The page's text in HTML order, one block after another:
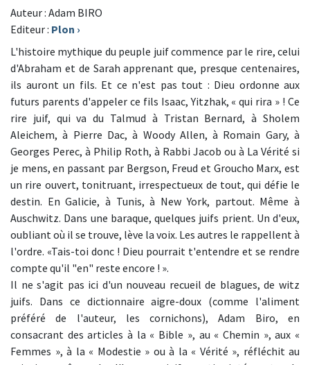
Auteur : Adam BIRO
Editeur : Plon ›
L'histoire mythique du peuple juif commence par le rire, celui
d'Abraham et de Sarah apprenant que, presque centenaires,
ils auront un fils. Et ce n'est pas tout : Dieu ordonne aux
futurs parents d'appeler ce fils Isaac, Yitzhak, « qui rira » ! Ce
rire juif, qui va du Talmud à Tristan Bernard, à Sholem
Aleichem, à Pierre Dac, à Woody Allen, à Romain Gary, à
Georges Perec, à Philip Roth, à Rabbi Jacob ou à La Vérité si
je mens, en passant par Bergson, Freud et Groucho Marx, est
un rire ouvert, tonitruant, irrespectueux de tout, qui défie le
destin. En Galicie, à Tunis, à New York, partout. Même à
Auschwitz. Dans une baraque, quelques juifs prient. Un d'eux,
oubliant où il se trouve, lève la voix. Les autres le rappellent à
l'ordre. «Tais-toi donc ! Dieu pourrait t'entendre et se rendre
compte qu'il "en" reste encore ! ».
Il ne s'agit pas ici d'un nouveau recueil de blagues, de witz
juifs. Dans ce dictionnaire aigre-doux (comme l'aliment
préféré de l'auteur, les cornichons), Adam Biro, en
consacrant des articles à la « Bible », au « Chemin », aux «
Femmes », à la « Modestie » ou à la « Vérité », réfléchit au